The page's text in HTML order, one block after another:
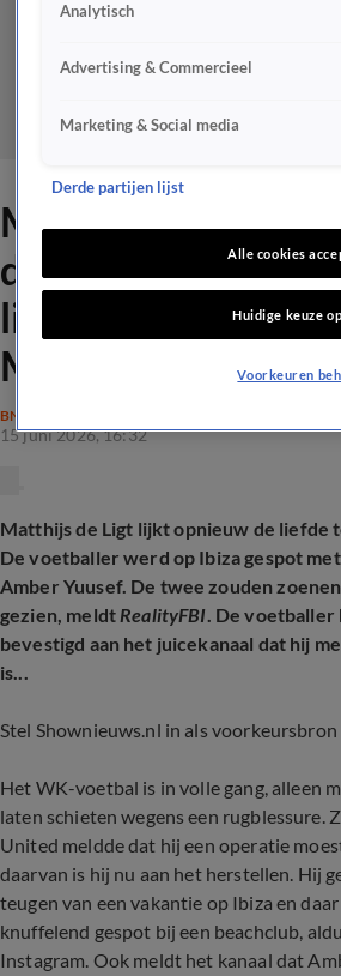
Matthijs de Ligt
daten met model
liefdesbreuk
Molenaar
BN'ERS
15 juni 2026, 16:32
Matthijs de Ligt lijkt opnieuw de liefde
De voetballer werd op Ibiza gespot
Amber Yuusef. De twee zouden
gezien, meldt RealityFBI. De voetballer
bevestigd aan het juicekanaal dat hij
is...
Stel Shownieuws.nl in als
Het WK-voetbal is in volle gang, alleen
laten schieten wegens een rugblessure.
United meldde dat hij een operatie
daarvan is hij nu aan het herstellen. Hij
teugen van een vakantie op Ibiza en
knuffelend gespot bij een beachclub,
Instagram. Ook meldt het kanaal dat
Analytisch
Advertising & Commercieel
Marketing & Social media
Derde partijen lijst
Alle cookies
Huidige keuze
Voorkeuren